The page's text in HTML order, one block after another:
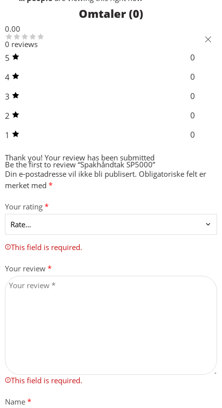
Omtaler (0)
0.00
0 reviews
5
0
4
0
3
0
2
0
1
0
Thank you! Your review has been submitted
Be the first to review “Spakhåndtak SP5000”
Din e-postadresse vil ikke bli publisert. Obligatoriske felt er
merket med *
Your rating *
This field is required.
Your review *
This field is required.
Name *